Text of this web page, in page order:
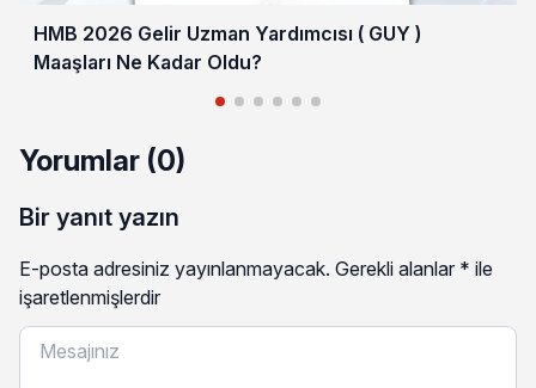
HMB 2026 Gelir Uzman Yardımcısı ( GUY )
Maaşları Ne Kadar Oldu?
Yorumlar (0)
Bir yanıt yazın
E-posta adresiniz yayınlanmayacak. Gerekli alanlar * ile
işaretlenmişlerdir